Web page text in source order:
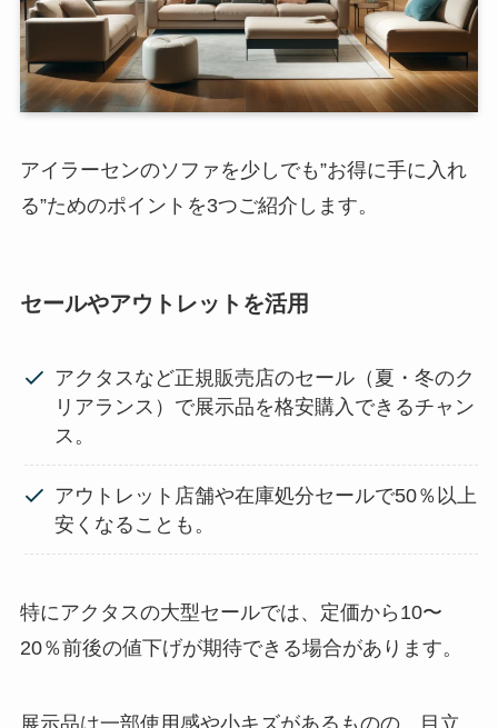
アイラーセンのソファを少しでも”お得に手に入れ
る”ためのポイントを3つご紹介します。
セールやアウトレットを活用
アクタスなど正規販売店のセール（夏・冬のク
リアランス）で展示品を格安購入できるチャン
ス。
アウトレット店舗や在庫処分セールで50％以上
安くなることも。
特にアクタスの大型セールでは、定価から10〜
20％前後の値下げが期待できる場合があります。
展示品は一部使用感や小キズがあるものの、目立